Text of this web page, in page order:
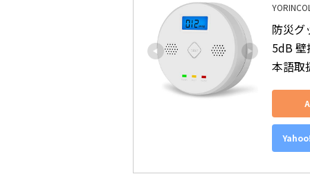
防災グ
5dB 壁
本語取